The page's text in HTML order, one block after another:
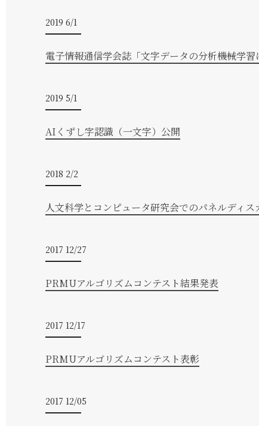
2019 6/1
電子情報通信学会誌「文字データの分析――機械学
2019 5/1
AIくずし字認識（一文字）公開
2018 2/2
人文科学とコンピュータ研究会でのパネルディ
2017 12/27
PRMUアルゴリズムコンテスト結果発表
2017 12/17
PRMUアルゴリズムコンテスト表彰
2017 12/05